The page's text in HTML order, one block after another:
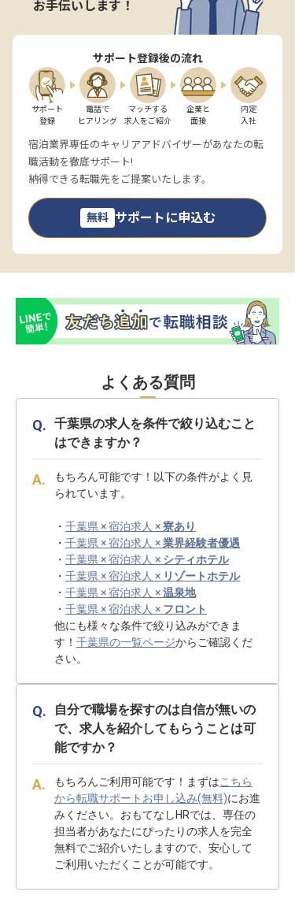
お手伝いします！
サポート登録後の流れ
サポート
登録
電話で
ヒアリング
マッチする
求人をご紹介
企業と
面接
内定
入社
宿泊業界専任のキャリアアドバイザーがあなたの転
職活動を徹底サポート!
納得できる転職先をご提案いたします。
無料 サポートに申込む
よくある質問
千葉県の求人を条件で絞り込むこと
はできますか？
もちろん可能です！以下の条件がよく見
られています。
・ 千葉県 × 宿泊求人 ×寮あり
・ 千葉県 × 宿泊求人 ×業界経験者優遇
・ 千葉県 × 宿泊求人 × シティホテル
・ 千葉県 × 宿泊求人 × リゾートホテル
・ 千葉県 × 宿泊求人 ×温泉地
・ 千葉県 × 宿泊求人 × フロント
他にも様々な条件で絞り込みができま
す！ 千葉県の一覧ページからご確認くだ
さい。
自分で職場を探すのは自信が無いの
で、求人を紹介してもらうことは可
能ですか？
もちろんご利用可能です！まずはこちら
から転職サポートお申し込み(無料)にお進
みください。おもてなしHRでは、専任の
担当者があなたにぴったりの求人を完全
無料でご紹介いたしますので、安心して
ご利用いただくことが可能です。